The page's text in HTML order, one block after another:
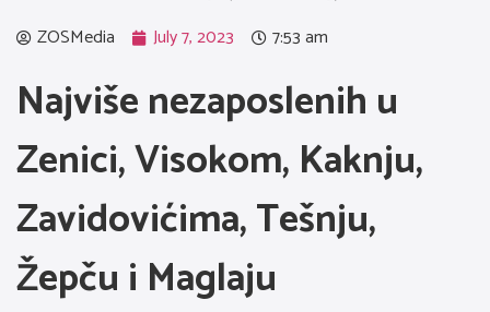
ZOSMedia July 7, 2023 7:53 am
Najviše nezaposlenih u
Zenici, Visokom, Kaknju,
Zavidovićima, Tešnju,
Žepču i Maglaju